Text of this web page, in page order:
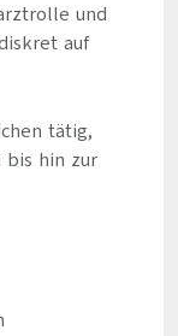
und
auf
tätig,
bis hin zur